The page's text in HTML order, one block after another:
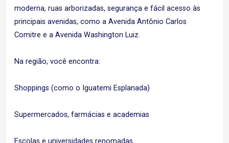
moderna, ruas arborizadas, segurança e fácil acesso às
principais avenidas, como a Avenida Antônio Carlos
Comitre e a Avenida Washington Luiz.
Na região, você encontra:
Shoppings (como o Iguatemi Esplanada)
Supermercados, farmácias e academias
Escolas e universidades renomadas